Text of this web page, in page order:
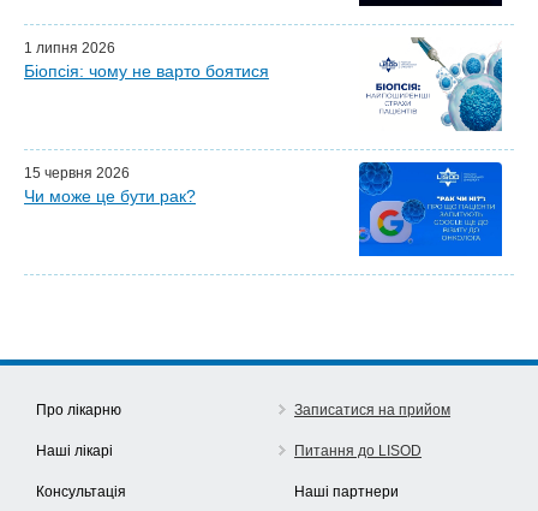
Партнери LISOD
1 липня 2026
Біопсія: чому не варто боятися
15 червня 2026
Чи може це бути рак?
Про лікарню
Наші лікарі
Консультація
Записатися на прийом
Питання до LISOD
Наші партнери